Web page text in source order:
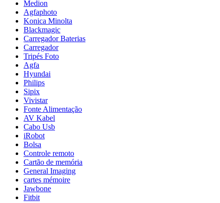
Medion
Agfaphoto
Konica Minolta
Blackmagic
Carregador Baterias
Carregador
Tripés Foto
Agfa
Hyundai
Philips
Sipix
Vivistar
Fonte Alimentação
AV Kabel
Cabo Usb
iRobot
Bolsa
Controle remoto
Cartão de memória
General Imaging
cartes mémoire
Jawbone
Fitbit